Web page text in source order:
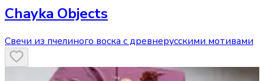
Chayka Objects
Свечи из пчелиного воска с древнерусскими мотивами